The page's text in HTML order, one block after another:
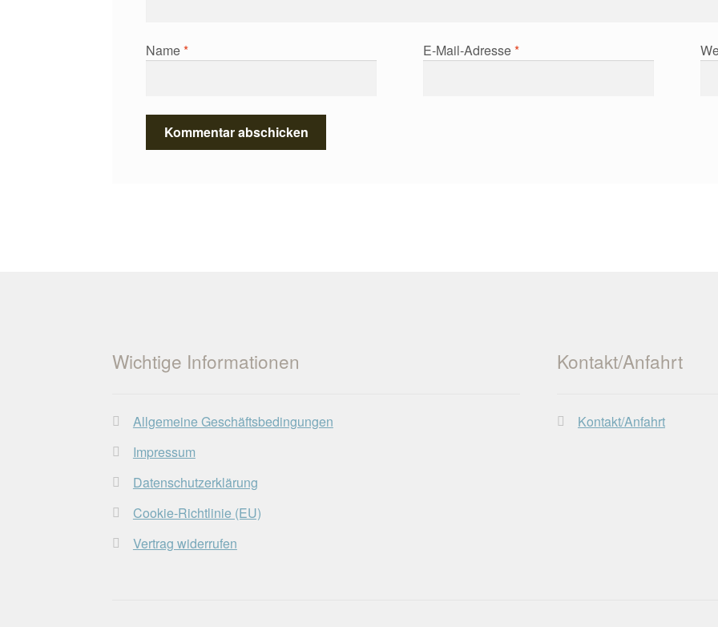
Name* E-Mail-Adresse*
Wichtige Informationen
Allgemeine Geschäftsbedingungen
Impressum
Datenschutzerklärung
Cookie-Richtlinie (EU)
Vertrag widerrufen
Kontakt/Anfahrt
Kontakt/Anfahrt